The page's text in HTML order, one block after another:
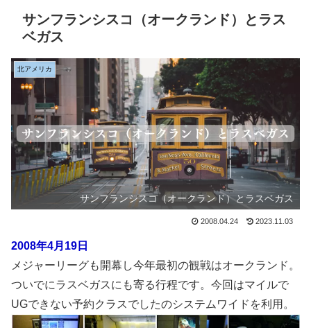
サンフランシスコ（オークランド）とラス
ベガス
北アメリカ
サンフランシスコ（オークランド）とラスベガス
2008.04.24 2023.11.03
2008年4月19日
メジャーリーグも開幕し今年最初の観戦はオークランド。
ついでにラスベガスにも寄る行程です。今回はマイルで
UGできない予約クラスでしたのシステムワイドを利用。